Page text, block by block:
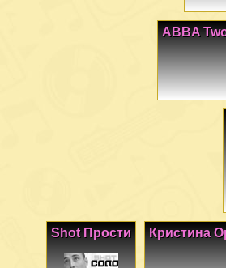
ABBA
Кристина
Shot Прости